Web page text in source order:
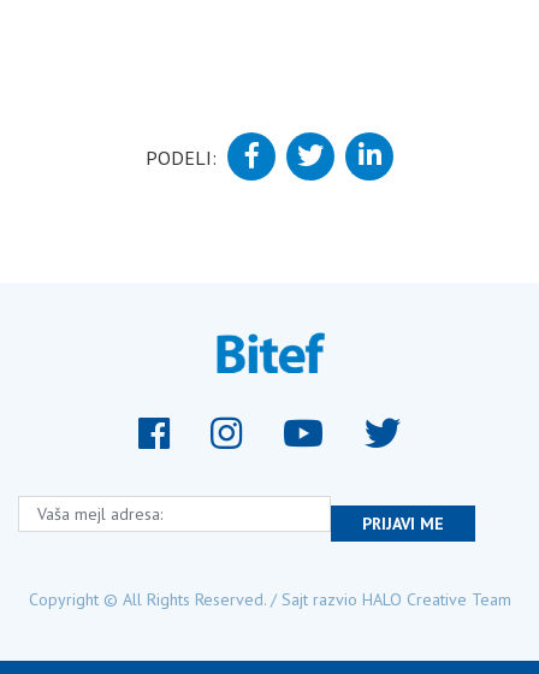
PODELI:
Vaša mejl adresa:
PRIJAVI ME
Copyright © All Rights Reserved. / Sajt razvio HALO Creative Team